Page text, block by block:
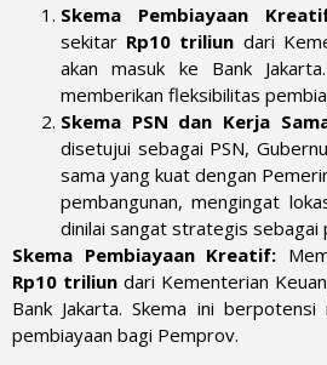
Skema Pembiayaan
sekitar Rp10 triliun dari
akan masuk ke Bank
memberikan fleksibilitas
Skema PSN dan Kerja
disetujui sebagai PSN,
sama yang kuat dengan
pembangunan, mengingat
dinilai sangat strategis sebagai
Skema Pembiayaan Kreatif:
Rp10 triliundari Kementerian
Bank Jakarta. Skema ini
pembiayaan bagi Pemprov.